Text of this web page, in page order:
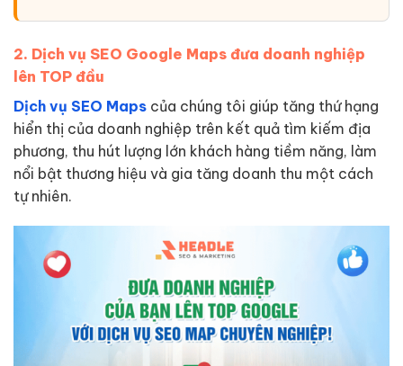
2. Dịch vụ SEO Google Maps đưa doanh nghiệp
lên TOP đầu
Dịch vụ SEO Maps của chúng tôi giúp tăng thứ hạng
hiển thị của doanh nghiệp trên kết quả tìm kiếm địa
phương, thu hút lượng lớn khách hàng tiềm năng, làm
nổi bật thương hiệu và gia tăng doanh thu một cách
tự nhiên.